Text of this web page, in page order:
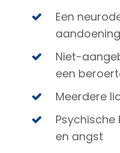
Een
Niet-
een
Meerdere
en angst